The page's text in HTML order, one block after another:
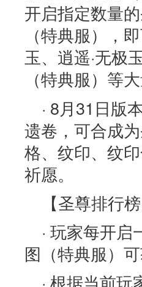
开启指定数量
（特典服），
玉、逍遥·无极
（特典服）等
· 8月31日版
遗卷，可合成
格、纹印、纹
祈愿。
【圣尊排行
· 玩家每开
图（特典服）可
· 根据当前